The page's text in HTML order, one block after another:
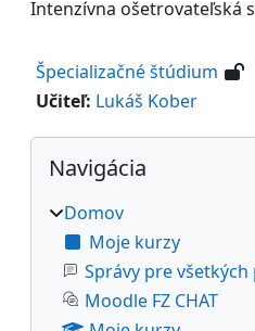
Intenzívna ošetrovateľská
Špecializačné štúdium
Učiteľ: Lukáš Kober
Bloky
Preskočiť Navigácia
Navigácia
Domov
Moje kurzy
Správy pre
Moodle FZ CHAT